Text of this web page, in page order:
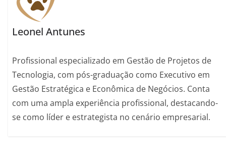
Leonel Antunes
Profissional especializado em Gestão de Projetos de
Tecnologia, com pós-graduação como Executivo em
Gestão Estratégica e Econômica de Negócios. Conta
com uma ampla experiência profissional, destacando-
se como líder e estrategista no cenário empresarial.